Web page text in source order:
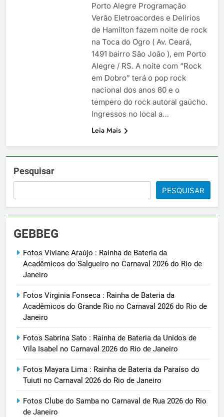
Porto Alegre Programação
Verão Eletroacordes e Delírios
de Hamilton fazem noite de rock
na Toca do Ogro ( Av. Ceará,
1491 bairro São João ), em Porto
Alegre / RS. A noite com “Rock
em Dobro” terá o pop rock
nacional dos anos 80 e o
tempero do rock autoral gaúcho.
Ingressos no local a…
Leia Mais
Pesquisar
PESQUISAR
GEBBEG
Fotos Viviane Araújo : Rainha de Bateria da
Acadêmicos do Salgueiro no Carnaval 2026 do Rio de
Janeiro
Fotos Virginia Fonseca : Rainha de Bateria da
Acadêmicos do Grande Rio no Carnaval 2026 do Rio de
Janeiro
Fotos Sabrina Sato : Rainha de Bateria da Unidos de
Vila Isabel no Carnaval 2026 do Rio de Janeiro
Fotos Mayara Lima : Rainha de Bateria da Paraíso do
Tuiuti no Carnaval 2026 do Rio de Janeiro
Fotos Clube do Samba no Carnaval de Rua 2026 do Rio
de Janeiro